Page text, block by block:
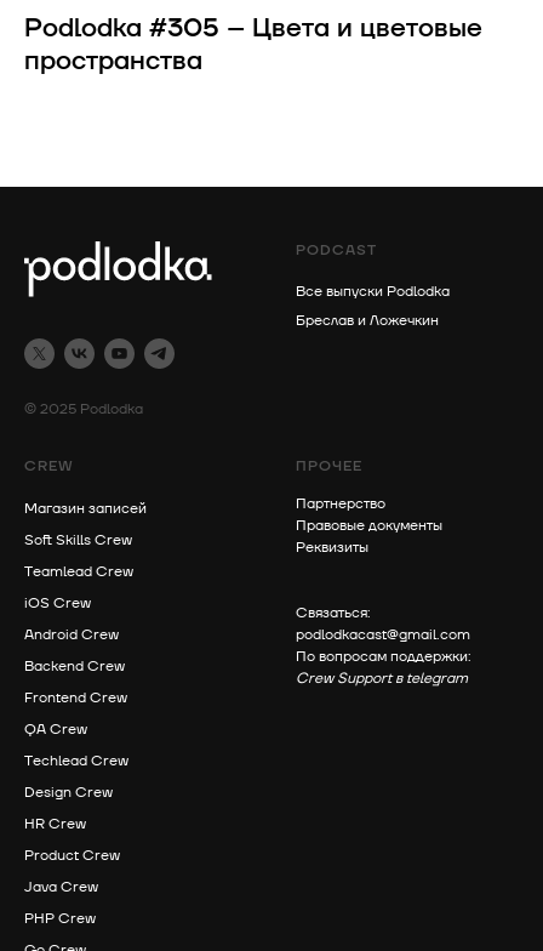
Podlodka #305 – Цвета и цветовые
пространства
© 2025 Podlodka
PODCAST
Все выпуски Podlodka
Бреслав и Ложечкин
CREW
Магазин записей
Soft Skills Crew
Teamlead Crew
iOS Crew
Android Crew
Backend Crew
Frontend Crew
QA Crew
Techlead Crew
Design Crew
HR Crew
Product Crew
Java Crew
PHP Crew
ПРОЧЕЕ
Партнерство
Правовые документы
Реквизиты
Связаться:
podlodkacast@gmail.com
По вопросам поддержки:
Crew Support в telegram